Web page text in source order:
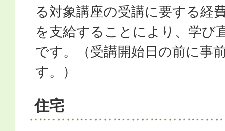
る対象講座の受講に要する経
を支給することにより、学び
です。（受講開始日の前に事
す。）
住宅